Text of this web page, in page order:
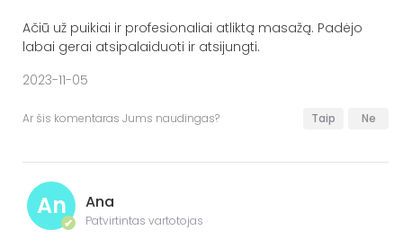
Ačiū už puikiai ir profesionaliai atliktą masažą. Padėjo
labai gerai atsipalaiduoti ir atsijungti.
2023-11-05
Ar šis komentaras Jums naudingas? Taip Ne
An
✔
Ana
Patvirtintas vartotojas